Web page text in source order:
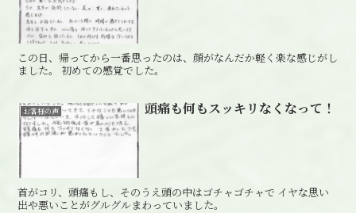
この日、帰ってから一番思ったのは、顔がなんだか軽く楽な感じがし
ました。 初めての感覚でした。
お客様の声 頭痛も何もスッキリなくなって！
首がコリ、頭痛もし、そのうえ頭の中はゴチャゴチャで イヤな思い
出や悪いことがグルグルまわっていました。